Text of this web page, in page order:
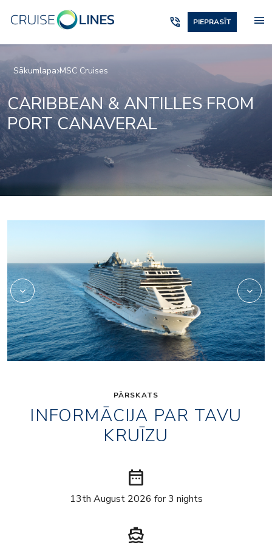
phone_in_talk PIEPRASĪT menu
Sākumlapa MSC Cruises
CARIBBEAN & ANTILLES FROM
PORT CANAVERAL
PĀRSKATS
INFORMĀCIJA PAR TAVU
KRUĪZU
date_range
13th August 2026 for 3 nights
directions_boat